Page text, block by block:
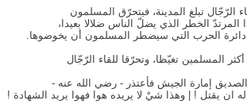
الرّجّال تبلغ المدينة، فيتحرّق المسلمون
الخطر الذي يضلّ الناس ضلالا بعيدا،
دائرة الحرب التي سيضطر المسلمون أن يخوضوها.
المسلمين تغيّظا، وتحرّقا للقاء الرّجّال
الصديق إمارة الجيش فأعتذر - رضي الله عنه -
له ان يقتل ! | وهذا شيْ لا يريده هوا فهوا يريد الشهادة !